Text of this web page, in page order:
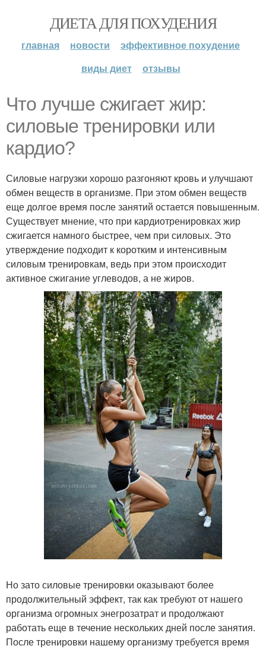
ДИЕТА ДЛЯ ПОХУДЕНИЯ
главная новости
эффективное похудение
виды диет
отзывы
Что лучше сжигает жир:
силовые тренировки или
кардио?
Силовые нагрузки хорошо разгоняют кровь и улучшают
обмен веществ в организме. При этом обмен веществ
еще долгое время после занятий остается повышенным.
Существует мнение, что при кардиотренировках жир
сжигается намного быстрее, чем при силовых. Это
утверждение подходит к коротким и интенсивным
силовым тренировкам, ведь при этом происходит
активное сжигание углеводов, а не жиров.
Но зато силовые тренировки оказывают более
продолжительный эффект, так как требуют от нашего
организма огромных энегрозатрат и продолжают
работать еще в течение нескольких дней после занятия.
После тренировки нашему организму требуется время